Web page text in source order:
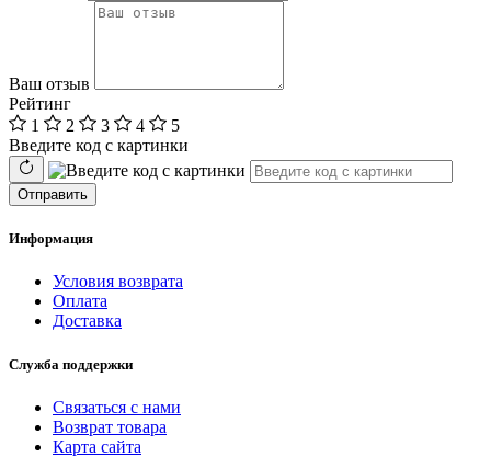
Ваш отзыв
Рейтинг
1
2 3 4
5
Введите код с картинки
Отправить
Информация
Условия возврата
Оплата
Доставка
Служба поддержки
Связаться с нами
Возврат товара
Карта сайта